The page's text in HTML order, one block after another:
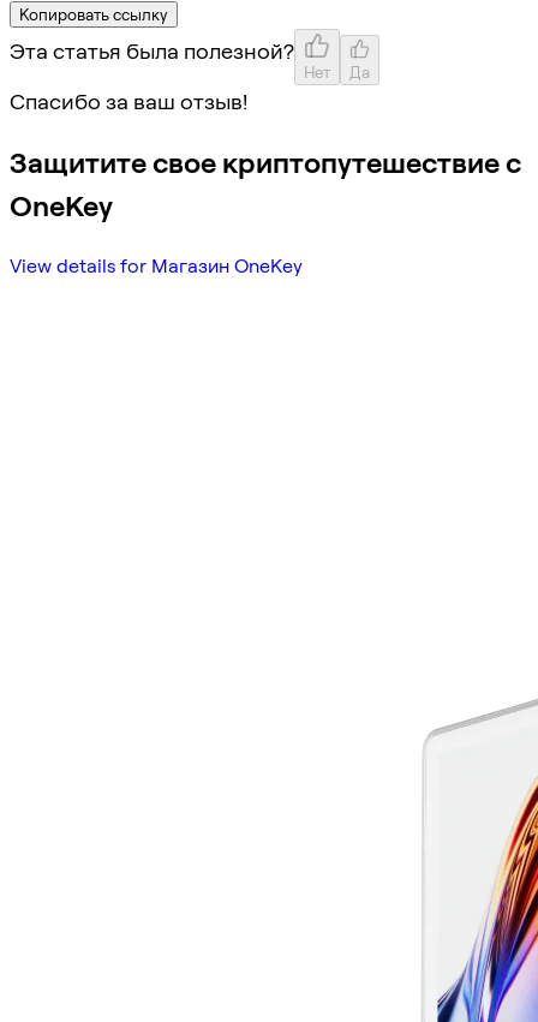
Копировать ссылку
Эта статья была полезной?
Нет Да
Спасибо за ваш отзыв!
Защитите свое криптопутешествие с
OneKey
View details for Магазин OneKey